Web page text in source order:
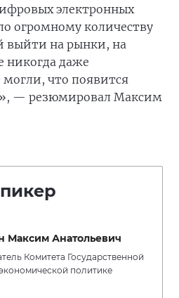
электронных
огромному количеству
выйти на рынки, на
никогда даже
могли, что появится
— резюмировал Максим
Максим Анатольевич
Комитета Государственной
политике